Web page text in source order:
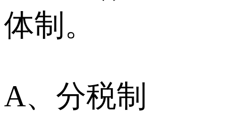
体制。
A、分税制